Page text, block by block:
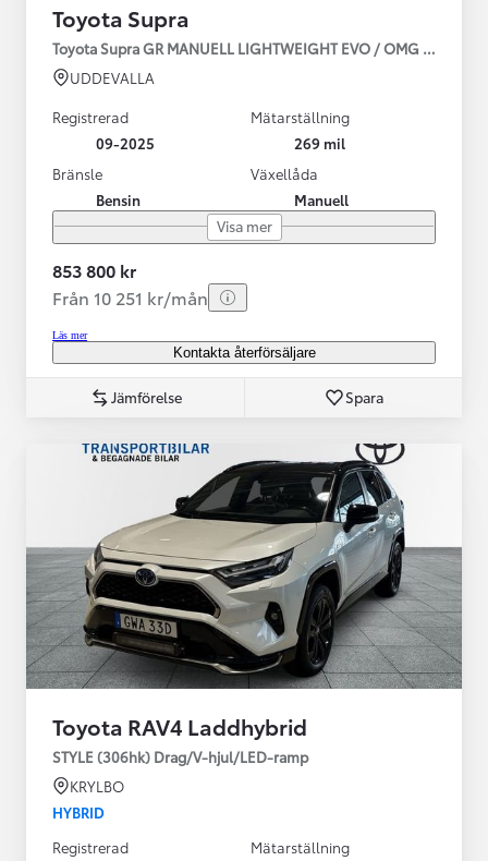
Toyota Supra
Toyota Supra GR MANUELL LIGHTWEIGHT EVO / OMG LEV!
UDDEVALLA
Registrerad
09-2025
Mätarställning
269 mil
Bränsle
Bensin
Växellåda
Manuell
Visa mer
853 800 kr
Från 10 251 kr/mån
Läs mer
Kontakta återförsäljare
Jämförelse Spara
Toyota RAV4 Laddhybrid
STYLE (306hk) Drag/V-hjul/LED-ramp
KRYLBO
HYBRID
Registrerad
Mätarställning